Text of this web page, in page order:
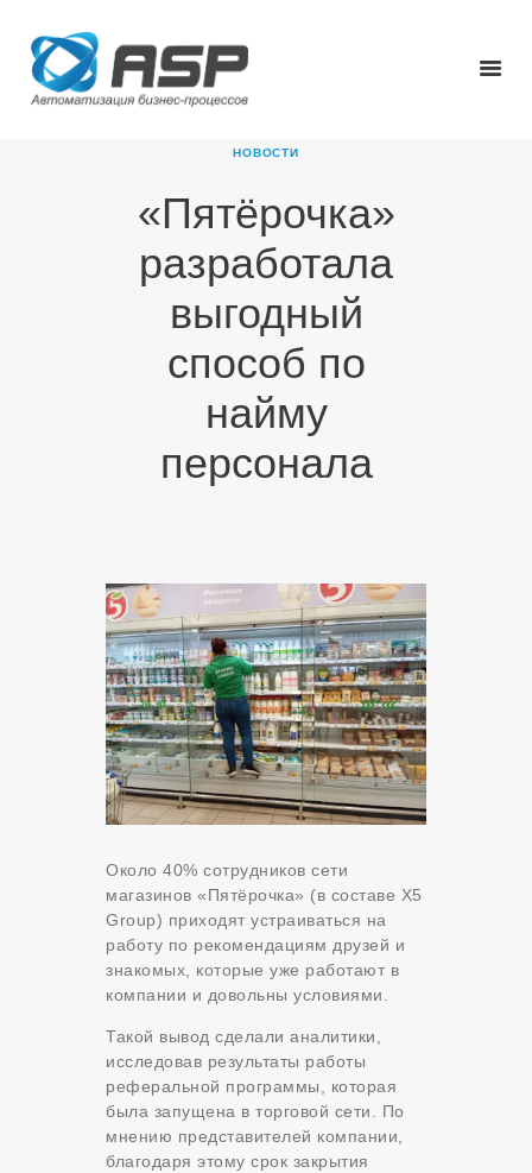
НОВОСТИ
«Пятёрочка»
разработала
выгодный
способ по
найму
персонала
ГЛАВНАЯ
О КОМПАНИИ
НОВОСТИ
КАРЬЕРА
ПАРТНЕРЫ
КОНТАКТЫ
Около 40% сотрудников сети
магазинов «Пятёрочка» (в составе Х5
Group) приходят устраиваться на
работу по рекомендациям друзей и
знакомых, которые уже работают в
компании и довольны условиями.
Такой вывод сделали аналитики,
исследовав результаты работы
реферальной программы, которая
была запущена в торговой сети. По
мнению представителей компании,
благодаря этому срок закрытия